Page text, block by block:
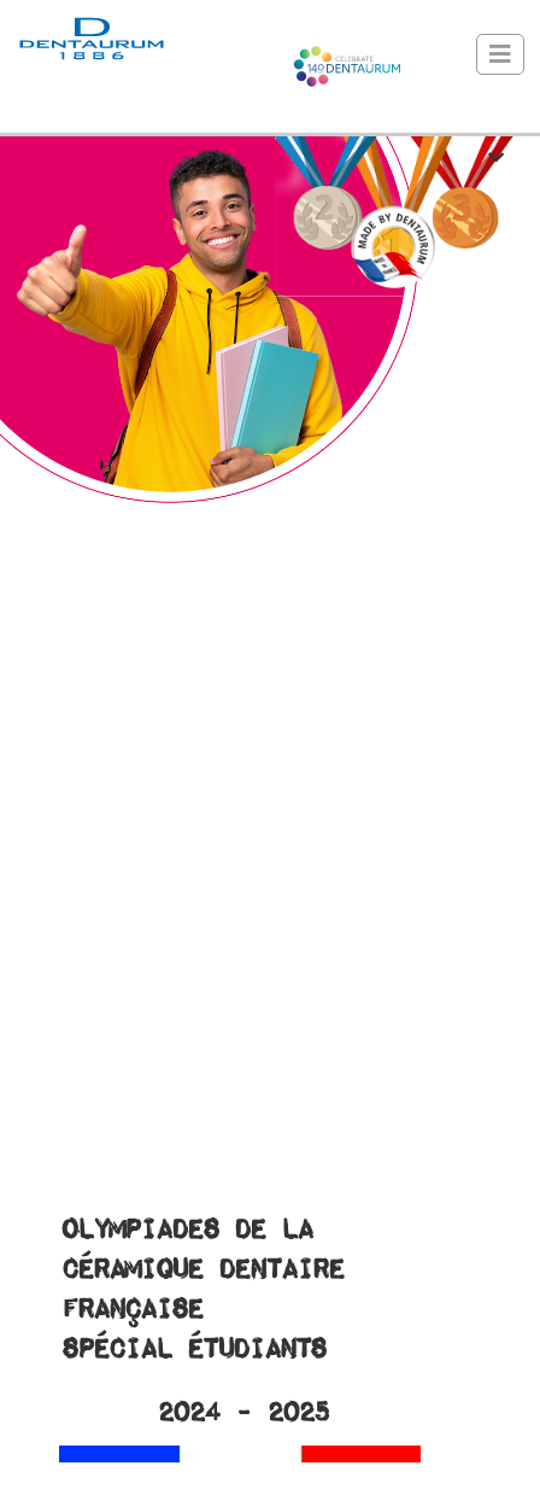
Olympiades de la
Céramique Dentaire
Française
SPÉCIAL ÉTUDIANTS
2024 - 2025